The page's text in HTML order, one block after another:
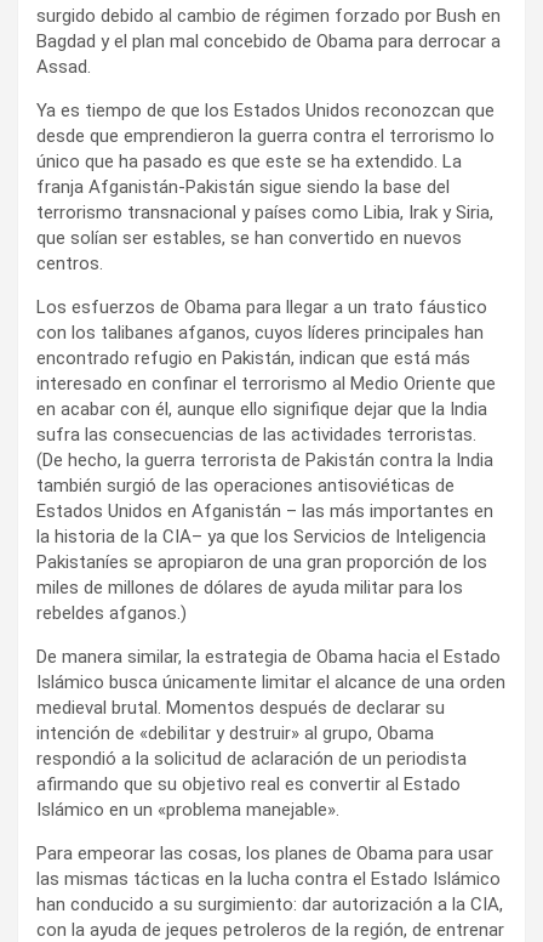
surgido debido al cambio de régimen forzado por Bush en
Bagdad y el plan mal concebido de Obama para derrocar a
Assad.
Ya es tiempo de que los Estados Unidos reconozcan que
desde que emprendieron la guerra contra el terrorismo lo
único que ha pasado es que este se ha extendido. La
franja Afganistán-Pakistán sigue siendo la base del
terrorismo transnacional y países como Libia, Irak y Siria,
que solían ser estables, se han convertido en nuevos
centros.
Los esfuerzos de Obama para llegar a un trato fáustico
con los talibanes afganos, cuyos líderes principales han
encontrado refugio en Pakistán, indican que está más
interesado en confinar el terrorismo al Medio Oriente que
en acabar con él, aunque ello signifique dejar que la India
sufra las consecuencias de las actividades terroristas.
(De hecho, la guerra terrorista de Pakistán contra la India
también surgió de las operaciones antisoviéticas de
Estados Unidos en Afganistán – las más importantes en
la historia de la CIA– ya que los Servicios de Inteligencia
Pakistaníes se apropiaron de una gran proporción de los
miles de millones de dólares de ayuda militar para los
rebeldes afganos.)
De manera similar, la estrategia de Obama hacia el Estado
Islámico busca únicamente limitar el alcance de una orden
medieval brutal. Momentos después de declarar su
intención de «debilitar y destruir» al grupo, Obama
respondió a la solicitud de aclaración de un periodista
afirmando que su objetivo real es convertir al Estado
Islámico en un «problema manejable».
Para empeorar las cosas, los planes de Obama para usar
las mismas tácticas en la lucha contra el Estado Islámico
han conducido a su surgimiento: dar autorización a la CIA,
con la ayuda de jeques petroleros de la región, de entrenar